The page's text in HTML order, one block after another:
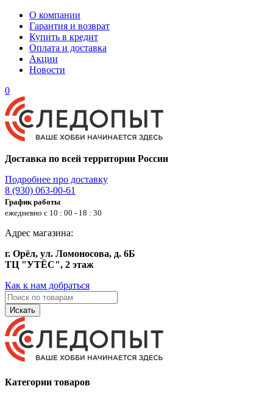
О компании
Гарантия и возврат
Купить в кредит
Оплата и доставка
Акции
Новости
0
Доставка по всей территории России
Подробнее про доставку
8 (930) 063-00-61
График работы
ежедневно с 10 : 00 - 18 : 30
Адрес магазина:
г. Орёл, ул. Ломоносова, д. 6Б
ТЦ "УТЁС", 2 этаж
Как к нам добраться
Искать
Категории товаров